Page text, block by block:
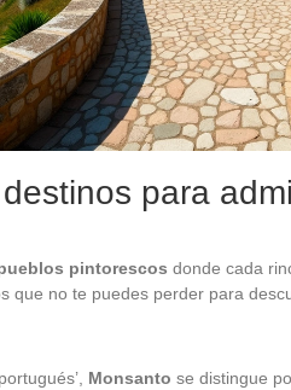
para
pintorescos donde cada
que no te puedes perder para
Monsanto se distingue